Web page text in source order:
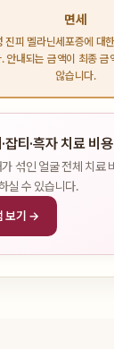
면세
진피 멜라닌세포증에 대
안내되는 금액이 최종 금
않습니다.
잡티·흑자 치료 비
가 섞인 얼굴 전체 치료
실 수 있습니다.
보기 →